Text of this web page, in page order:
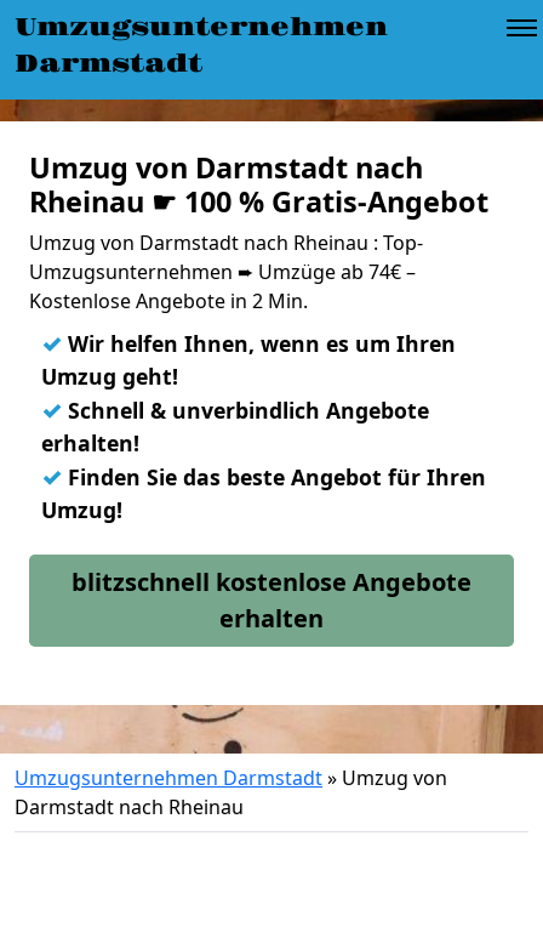
Umzugsunternehmen
Darmstadt
Umzug von Darmstadt nach
Rheinau ☛ 100 % Gratis-Angebot
Umzug von Darmstadt nach Rheinau : Top-
Umzugsunternehmen ➨ Umzüge ab 74€ –
Kostenlose Angebote in 2 Min.
✓ Wir helfen Ihnen, wenn es um Ihren
Umzug geht!
✓ Schnell & unverbindlich Angebote
erhalten!
✓ Finden Sie das beste Angebot für Ihren
Umzug!
blitzschnell kostenlose Angebote
erhalten
Umzugsunternehmen Darmstadt» Umzug von
Darmstadt nach Rheinau